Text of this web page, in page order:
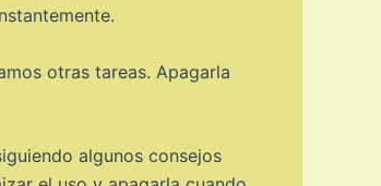
otras tareas. Apagarla
algunos consejos